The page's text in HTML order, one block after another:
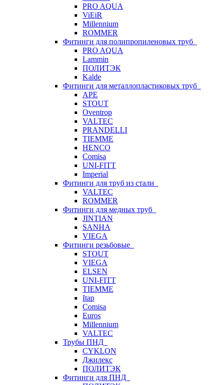
PRO AQUA
ViEiR
Millennium
ROMMER
Фитинги для полипропиленовых труб
PRO AQUA
Lammin
ПОЛИТЭК
Kalde
Фитинги для металлопластиковых труб
APE
STOUT
Oventrop
VALTEC
PRANDELLI
TIEMME
HENCO
Comisa
UNI-FITT
Imperial
Фитинги для труб из стали
VALTEC
ROMMER
Фитинги для медных труб
JINTIAN
SANHA
VIEGA
Фитинги резьбовые
STOUT
VIEGA
ELSEN
UNI-FITT
TIEMME
Itap
Comisa
Euros
Millennium
VALTEC
Трубы ПНД
CYKLON
Джилекс
ПОЛИТЭК
Фитинги для ПНД